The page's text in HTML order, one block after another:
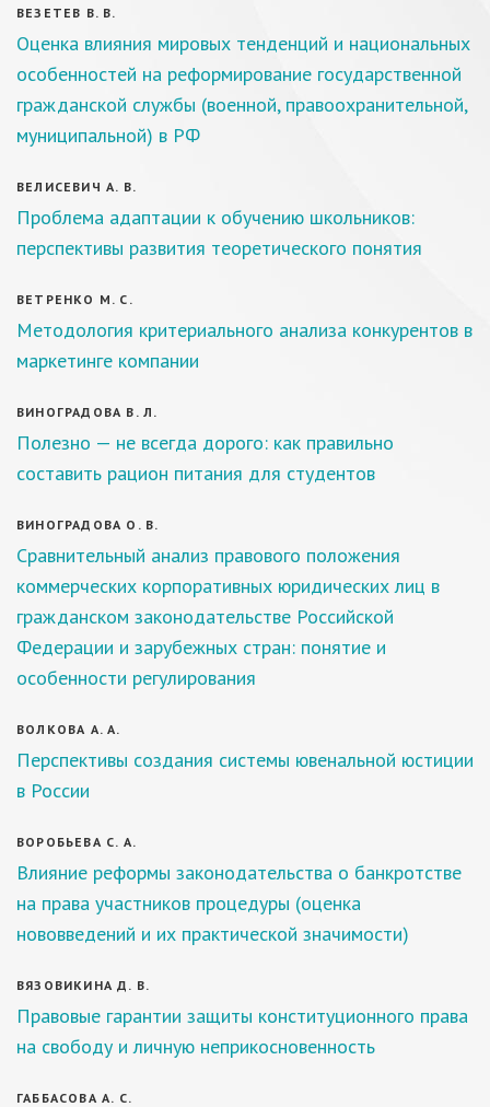
ВЕЗЕТЕВ В. В.
Оценка влияния мировых тенденций и национальных
особенностей на реформирование государственной
гражданской службы (военной, правоохранительной,
муниципальной) в РФ
ВЕЛИСЕВИЧ А. В.
Проблема адаптации к обучению школьников:
перспективы развития теоретического понятия
ВЕТРЕНКО М. С.
Методология критериального анализа конкурентов в
маркетинге компании
ВИНОГРАДОВА В. Л.
Полезно — не всегда дорого: как правильно
составить рацион питания для студентов
ВИНОГРАДОВА О. В.
Сравнительный анализ правового положения
коммерческих корпоративных юридических лиц в
гражданском законодательстве Российской
Федерации и зарубежных стран: понятие и
особенности регулирования
ВОЛКОВА А. А.
Перспективы создания системы ювенальной юстиции
в России
ВОРОБЬЕВА С. А.
Влияние реформы законодательства о банкротстве
на права участников процедуры (оценка
нововведений и их практической значимости)
ВЯЗОВИКИНА Д. В.
Правовые гарантии защиты конституционного права
на свободу и личную неприкосновенность
ГАББАСОВА А. С.